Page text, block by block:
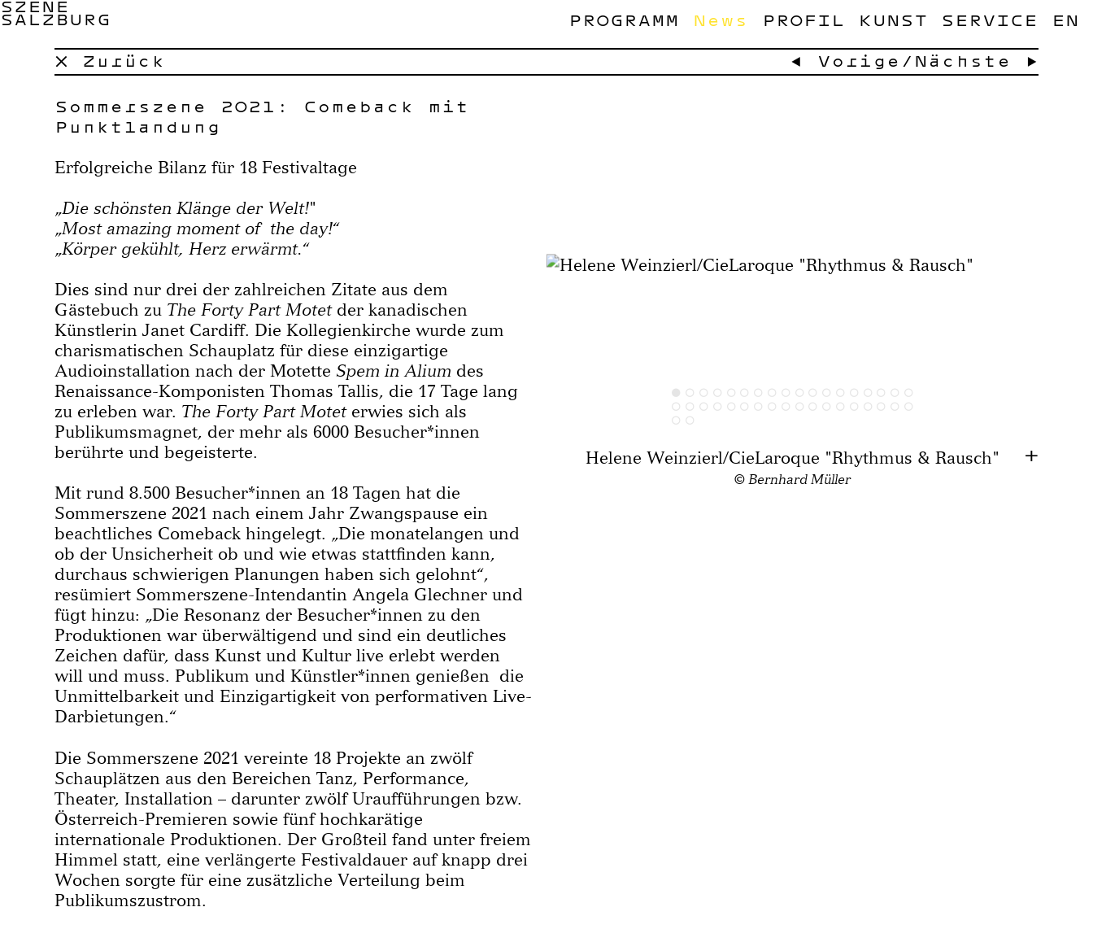
SZENE
SALZBURG PROGRAMM News PROFIL KUNST SERVICE
EN
× Zurück
← Vorige / Nächste →
Helene Weinzierl/CieLaroque "Rhythmus & Rausch"
© Bernhard Müller
Sommerszene 2021: Comeback mit
Punktlandung
Erfolgreiche Bilanz für 18 Festivaltage
„Die schönsten Klänge der Welt!"
„Most amazing moment of the day!“
„Körper gekühlt, Herz erwärmt.“
Dies sind nur drei der zahlreichen Zitate aus dem
Gästebuch zu The Forty Part Motetder kanadischen
Künstlerin Janet Cardiff. Die Kollegienkirche wurde zum
charismatischen Schauplatz für diese einzigartige
Audioinstallation nach der MotetteSpem in Alium des
Renaissance-Komponisten Thomas Tallis, die 17 Tage lang
zu erleben war. The Forty Part Moteterwies sich als
Publikumsmagnet, der mehr als 6000 Besucher*innen
berührte und begeisterte.
Mit rund 8.500 Besucher*innen an 18 Tagen hat die
Sommerszene 2021 nach einem Jahr Zwangspause ein
beachtliches Comeback hingelegt. „Die monatelangen und
ob der Unsicherheit ob und wie etwas stattfinden kann,
durchaus schwierigen Planungen haben sich gelohnt“,
resümiert Sommerszene-Intendantin Angela Glechner und
fügt hinzu: „Die Resonanz der Besucher*innen zu den
Produktionen war überwältigend und sind ein deutliches
Zeichen dafür, dass Kunst und Kultur live erlebt werden
will und muss. Publikum und Künstler*innen genießen die
Unmittelbarkeit und Einzigartigkeit von performativen Live-
Darbietungen.“
Die Sommerszene 2021 vereinte 18 Projekte an zwölf
Schauplätzen aus den Bereichen Tanz, Performance,
Theater, Installation – darunter zwölf Uraufführungen bzw.
Österreich-Premieren sowie fünf hochkarätige
internationale Produktionen. Der Großteil fand unter freiem
Himmel statt, eine verlängerte Festivaldauer auf knapp drei
Wochen sorgte für eine zusätzliche Verteilung beim
Publikumszustrom.